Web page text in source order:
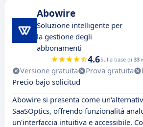
Abowire
Soluzione intelligente per
la gestione degli
abbonamenti
4.6Sulla base di 33
Versione gratuita Prova gratuita
Precio bajo solicitud
Abowire si presenta come
SaaSOptics, offrendo funzionalità
un'interfaccia intuitiva e accessibile.